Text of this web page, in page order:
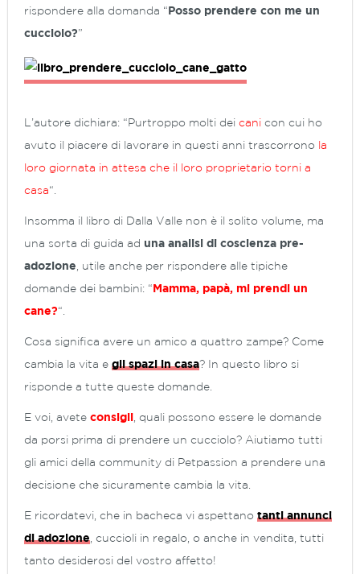
rispondere alla domanda “ Posso prendere con me un
cucciolo?”
L’autore dichiara: “Purtroppo molti dei cani con cui ho
avuto il piacere di lavorare in questi anni trascorrono la
loro giornata in attesa che il loro proprietario torni a
casa“.
Insomma il libro di Dalla Valle non è il solito volume, ma
una sorta di guida ad una analisi di coscienza pre-
adozione , utile anche per rispondere alle tipiche
domande dei bambini: “ Mamma, papà, mi prendi un
cane?“.
Cosa significa avere un amico a quattro zampe? Come
cambia la vita e gli spazi in casa? In questo libro si
risponde a tutte queste domande.
E voi, avete consigli , quali possono essere le domande
da porsi prima di prendere un cucciolo? Aiutiamo tutti
gli amici della community di Petpassion a prendere una
decisione che sicuramente cambia la vita.
E ricordatevi, che in bacheca vi aspettano tanti annunci
di adozione , cuccioli in regalo, o anche in vendita, tutti
tanto desiderosi del vostro affetto!